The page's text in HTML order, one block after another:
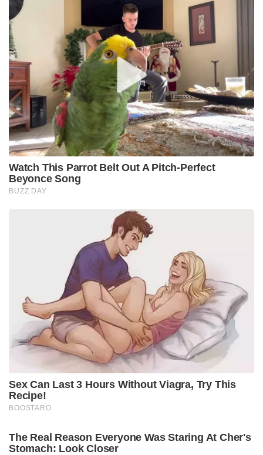
Watch This Parrot Belt Out A Pitch-Perfect
Beyonce Song
BUZZ DAY
Sex Can Last 3 Hours Without Viagra, Try This
Recipe!
BOOSTARO
The Real Reason Everyone Was Staring At Cher's
Stomach: Look Closer